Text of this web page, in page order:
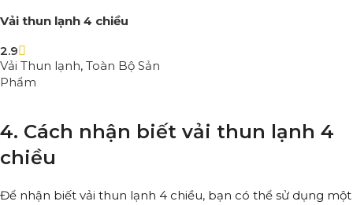
Vải thun lạnh 4 chiều
2.9
Vải Thun lạnh, Toàn Bộ Sản
Phẩm
4. Cách nhận biết vải thun lạnh 4
chiều
Để nhận biết vải thun lạnh 4 chiều, bạn có thể sử dụng một